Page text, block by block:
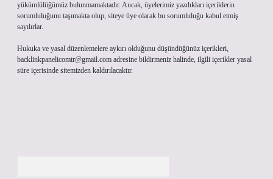
yükümlülüğümüz bulunmamaktadır. Ancak, üyelerimiz yazdıkları içeriklerin
sorumluluğunu taşımakta olup, siteye üye olarak bu sorumluluğu kabul etmiş
sayılırlar.
Hukuka ve yasal düzenlemelere aykırı olduğunu düşündüğünüz içerikleri,
backlinkpanelicomtr@gmail.com adresine bildirmeniz halinde, ilgili içerikler yasal
süre içerisinde sitemizden kaldırılacaktır.